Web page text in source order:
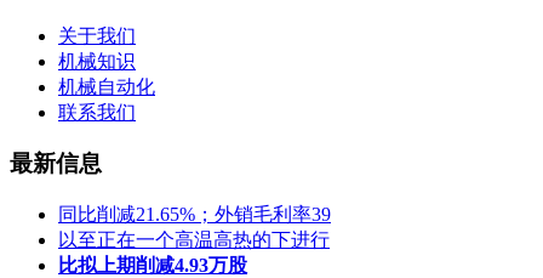
关于我们
机械知识
机械自动化
联系我们
最新信息
同比削减21.65%；外销毛利率39
以至正在一个高温高热的下进行
比拟上期削减4.93万股